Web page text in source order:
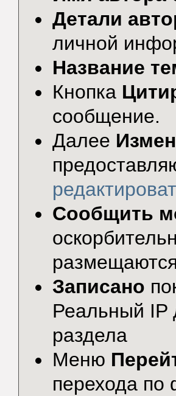
Детали
личной
Название
Кнопка
сообщение.
Далее
Сообщить
Записано
Реальный IP
раздела
Меню
перехода по